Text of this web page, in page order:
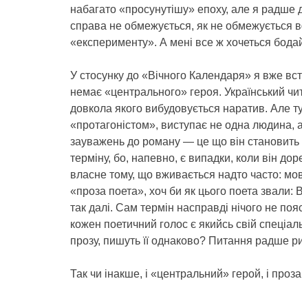
набагато «просунутішу» епоху, але я
справа не обмежується, як не обмежується
«експерименту». А мені все ж хочеться
У стосунку до «Вічного Календаря» я вже
немає «центрального» героя. Український
довкола якого вибудовується наратив. Але
«протагоністом», виступає не одна людина,
зауважень до роману — це що він
терміну, бо, напевно, є випадки, коли він
власне тому, що вживається надто часто:
«проза поета», хоч би як цього поета
так далі. Сам термін насправді нічого не
кожен поетичний голос є якийсь свій
прозу, пишуть її однаково? Питання радше
Так чи інакше, і «центральний» герой, і